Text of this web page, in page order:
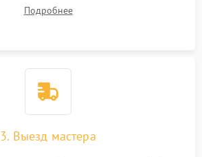
Подробнее
3. Выезд мастера